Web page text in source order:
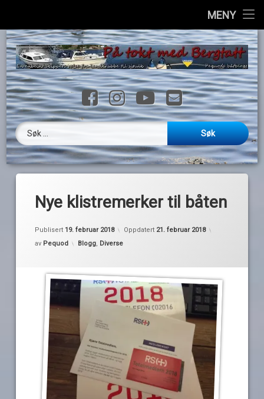
MENY
Info
Havner
Ressurser
Loggbok
Videoer
Kontakt
English
til
FacebookInstagramYouTube
E-post
Søk etter:
Nye klistremerker til båten
Publisert 19. februar 2018 Oppdatert 21. februar 2018
av Pequod Kategorier:
Blogg, Diverse